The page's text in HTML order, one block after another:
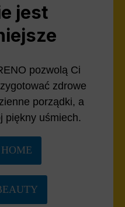
jest
pozwolą Ci
zdrowe
porządki, a
piękny uśmiech.